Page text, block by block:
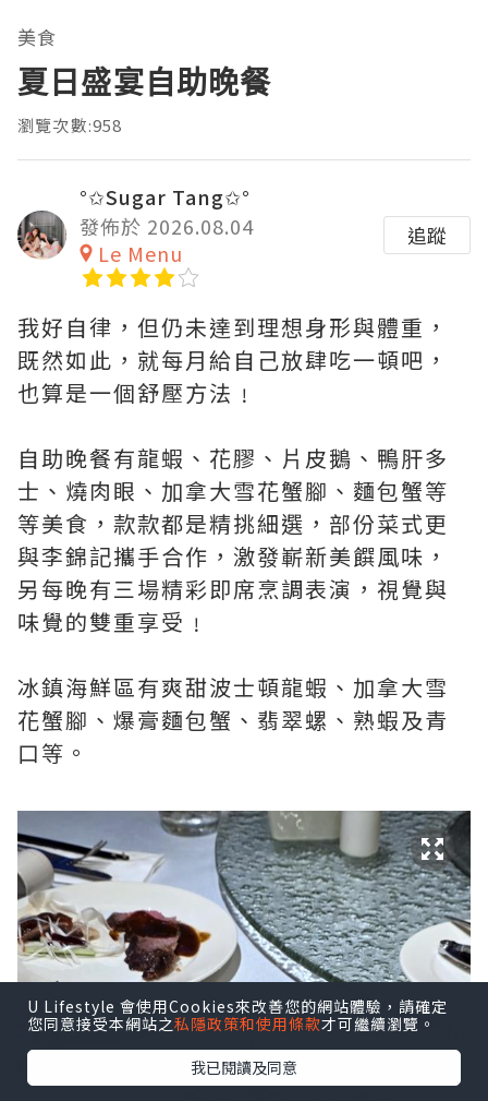
美食
夏日盛宴自助晚餐
瀏覽次數:958
°✩Sugar Tang✩°
發佈於 2026.08.04
Le Menu
追蹤
我好自律，但仍未達到理想身形與體重，
既然如此，就每月給自己放肆吃一頓吧，
也算是一個舒壓方法﹗
自助晚餐有龍蝦、花膠、片皮鵝、鴨肝多
士、燒肉眼、加拿大雪花蟹腳、麵包蟹等
等美食，款款都是精挑細選，部份菜式更
與李錦記攜手合作，激發嶄新美饌風味，
另每晚有三場精彩即席烹調表演，視覺與
味覺的雙重享受﹗
冰鎮海鮮區有爽甜波士頓龍蝦、加拿大雪
花蟹腳、爆膏麵包蟹、翡翠螺、熟蝦及青
口等。
U Lifestyle 會使用Cookies來改善您的網站體驗，請確定
您同意接受本網站之私隱政策和使用條款才可繼續瀏覽。
我已閱讀及同意